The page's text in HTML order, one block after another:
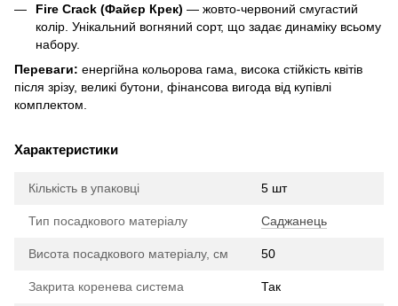
Fire Crack (Файєр Крек) — жовто-червоний смугастий
колір. Унікальний вогняний сорт, що задає динаміку всьому
набору.
Переваги: енергійна кольорова гама, висока стійкість квітів
після зрізу, великі бутони, фінансова вигода від купівлі
комплектом.
Характеристики
Кількість в упаковці 5 шт
Тип посадкового матеріалу Саджанець
Висота посадкового матеріалу, см 50
Закрита коренева система Так